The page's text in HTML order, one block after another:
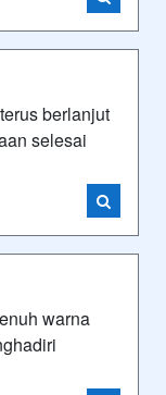
berlanjut
selesai
warna